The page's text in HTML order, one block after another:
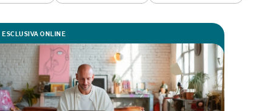
ESCLUSIVA ONLINE